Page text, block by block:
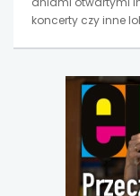
koncerty czy inne